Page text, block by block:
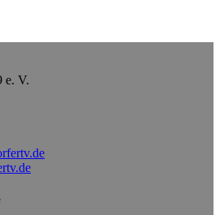
e. V.